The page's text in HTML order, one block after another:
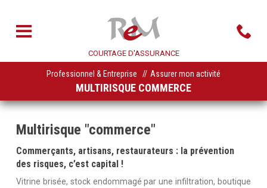
COURTAGE D'ASSURANCE
Professionnel & Entreprise Assurer mon activité
MULTIRISQUE COMMERCE
Multirisque "commerce"
Commerçants, artisans, restaurateurs : la prévention
des risques, c’est capital !
Vitrine brisée, stock endommagé par une infiltration, boutique